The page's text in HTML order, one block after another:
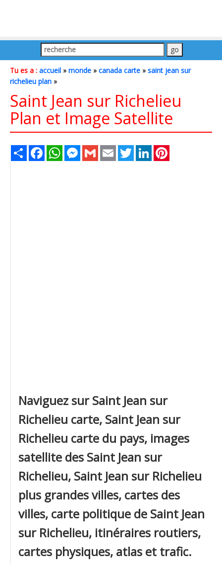
Tu es a : accueil » monde » canada carte » saint jean sur
richelieu plan »
Saint Jean sur Richelieu
Plan et Image Satellite
Share FacebookWhatsAppMessenger
Gmail Email TwitterLinkedIn
Naviguez sur Saint Jean sur
Richelieu carte, Saint Jean sur
Richelieu carte du pays, images
satellite des Saint Jean sur
Richelieu, Saint Jean sur Richelieu
plus grandes villes, cartes des
villes, carte politique de Saint Jean
sur Richelieu, itinéraires routiers,
cartes physiques, atlas et trafic.